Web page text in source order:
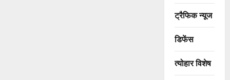
ट्रैफिक न्यूज
डिफेंस
त्योहार विशेष